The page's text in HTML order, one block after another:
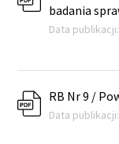
badania
Data
RB Nr 9 /
Data